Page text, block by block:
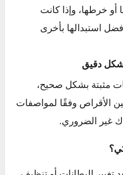
بشكل صحيح
تكون البطانات مثبتة
بينها وبين
يؤدي إلى احتكاك غير
المشكلة